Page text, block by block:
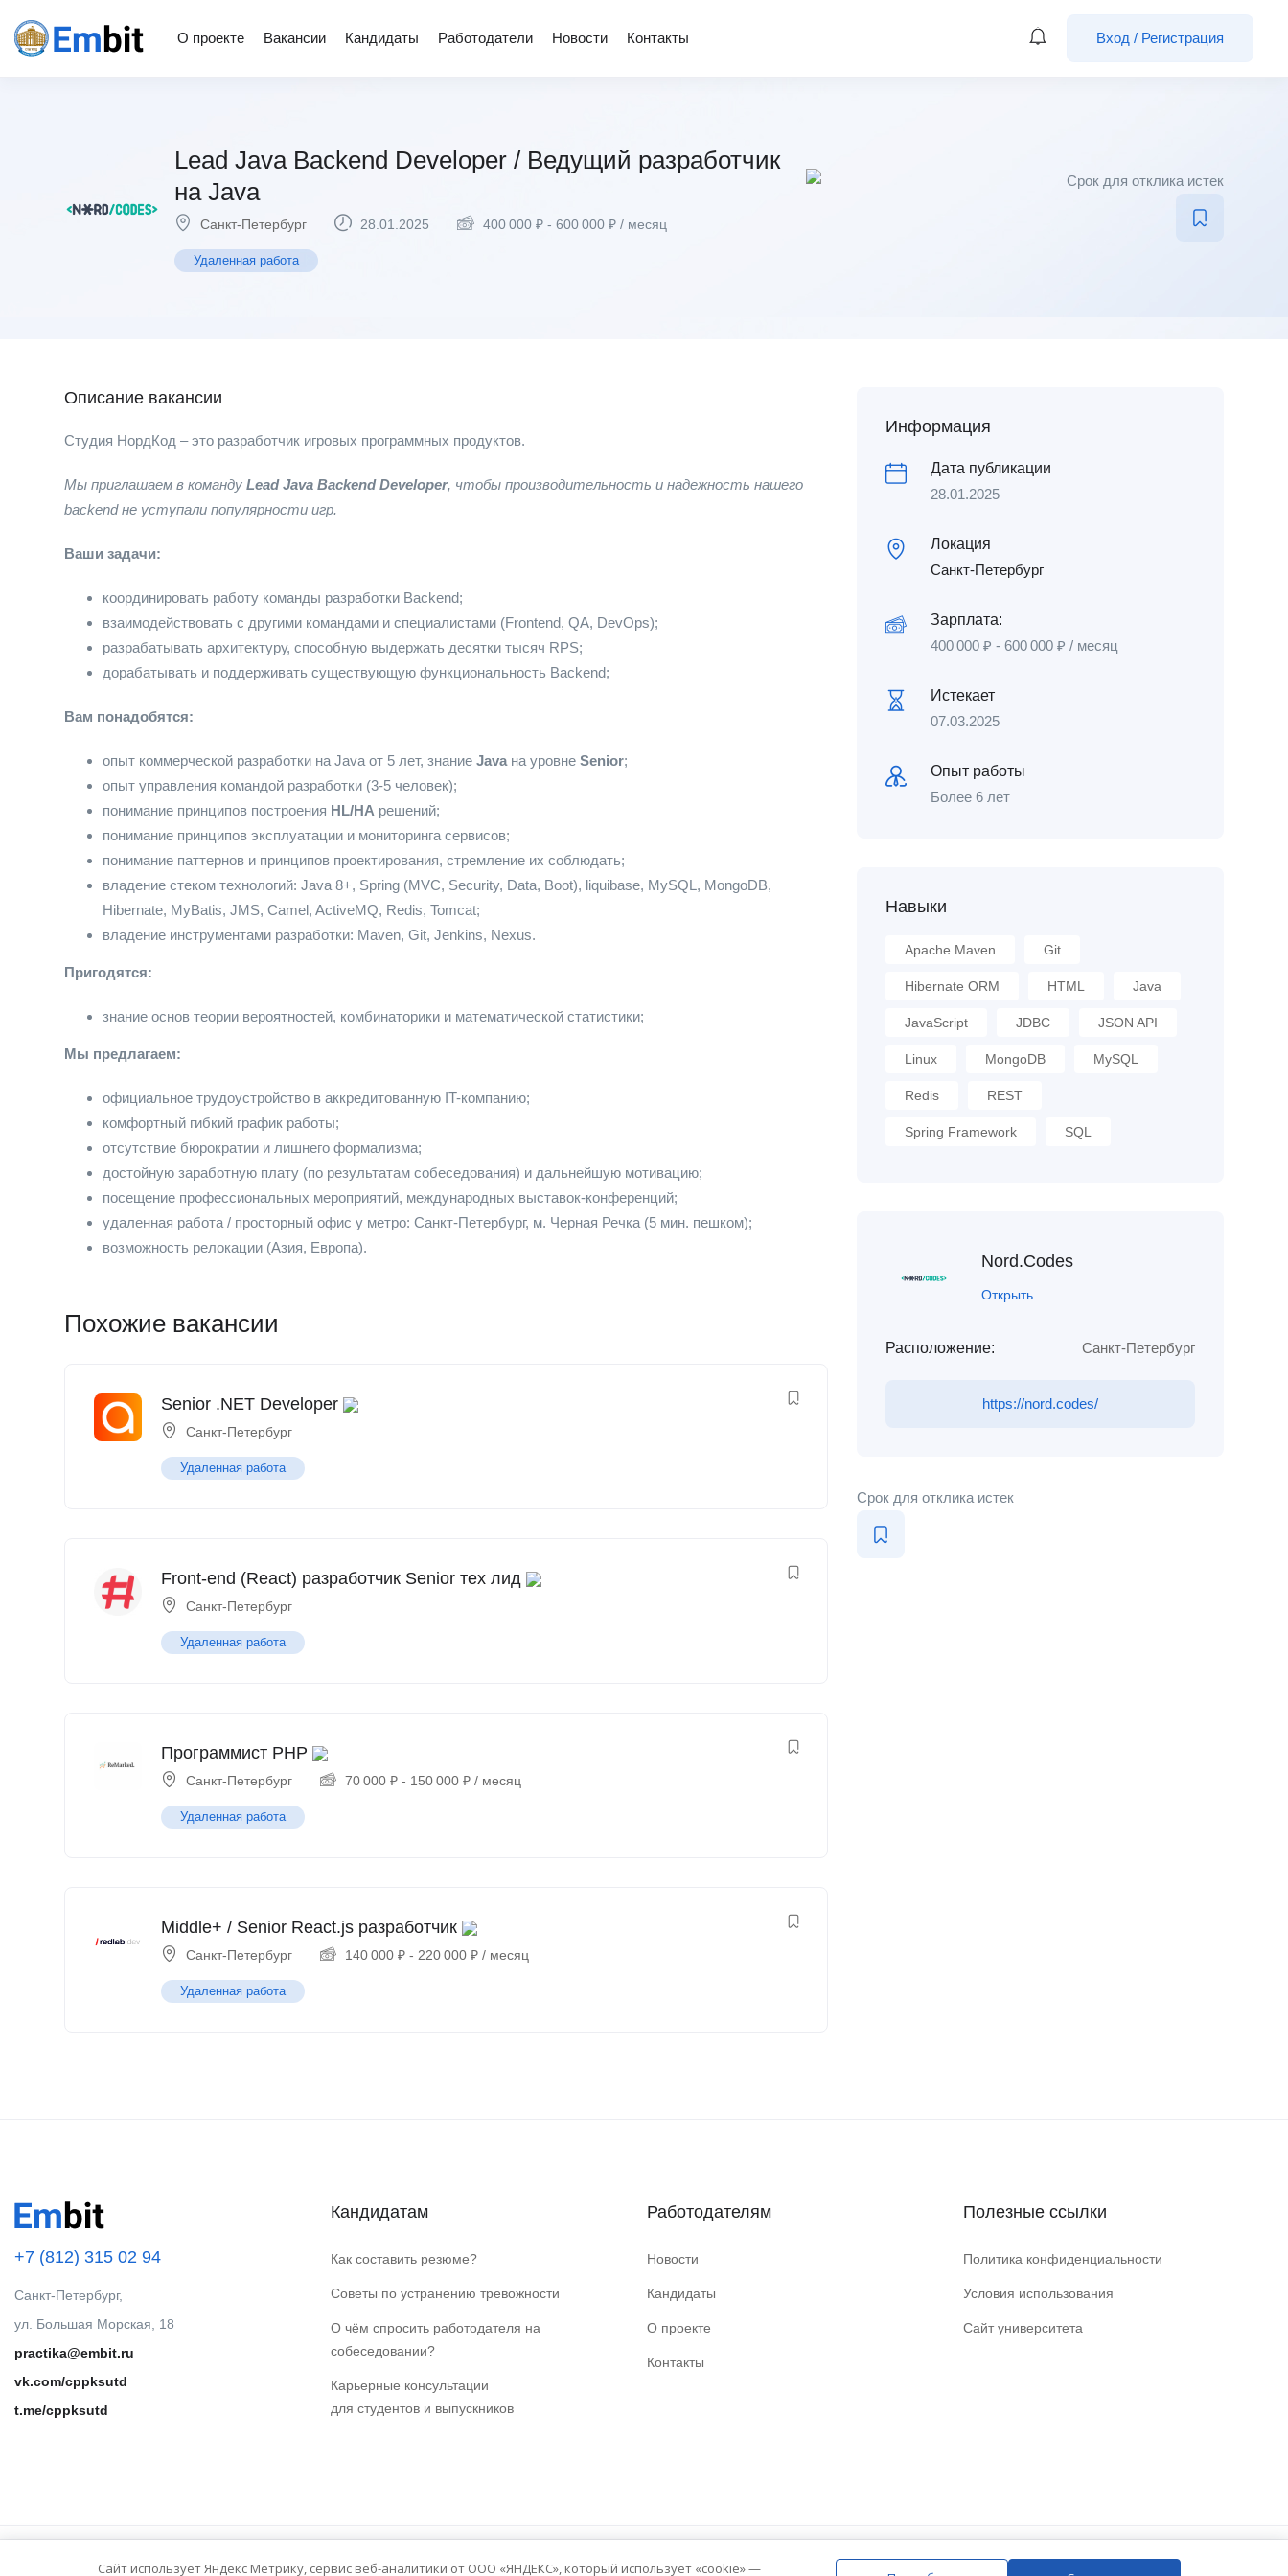
О проекте Вакансии Кандидаты Работодатели Новости Контакты Вход / Регистрация
Lead Java Backend Developer / Ведущий разработчик
на Java
Санкт-Петербург 28.01.2025 400 000 ₽ - 600 000 ₽ / месяц
Удаленная работа
Срок для отклика истек
Описание вакансии
Студия НордКод – это разработчик игровых программных продуктов.
Мы приглашаем в команду Lead Java Backend Developer, чтобы производительность и надежность нашего
backend не уступали популярности игр.
Ваши задачи:
координировать работу команды разработки Backend;
взаимодействовать с другими командами и специалистами (Frontend, QA, DevOps);
разрабатывать архитектуру, способную выдержать десятки тысяч RPS;
дорабатывать и поддерживать существующую функциональность Backend;
Вам понадобятся:
опыт коммерческой разработки на Java от 5 лет, знание Java на уровне Senior;
опыт управления командой разработки (3-5 человек);
понимание принципов построения HL/HA решений;
понимание принципов эксплуатации и мониторинга сервисов;
понимание паттернов и принципов проектирования, стремление их соблюдать;
владение стеком технологий: Java 8+, Spring (MVC, Security, Data, Boot), liquibase, MySQL, MongoDB,
Hibernate, MyBatis, JMS, Camel, ActiveMQ, Redis, Tomcat;
владение инструментами разработки: Maven, Git, Jenkins, Nexus.
Пригодятся:
знание основ теории вероятностей, комбинаторики и математической статистики;
Мы предлагаем:
официальное трудоустройство в аккредитованную IT-компанию;
комфортный гибкий график работы;
отсутствие бюрократии и лишнего формализма;
достойную заработную плату (по результатам собеседования) и дальнейшую мотивацию;
посещение профессиональных мероприятий, международных выставок-конференций;
удаленная работа / просторный офис у метро: Санкт-Петербург, м. Черная Речка (5 мин. пешком);
возможность релокации (Азия, Европа).
Похожие вакансии
Senior .NET Developer
Санкт-Петербург
Удаленная работа
Front-end (React) разработчик Senior тех лид
Санкт-Петербург
Удаленная работа
Программист PHP
Санкт-Петербург 70 000 ₽ - 150 000 ₽ / месяц
Удаленная работа
Middle+ / Senior React.js разработчик
Санкт-Петербург 140 000 ₽ - 220 000 ₽ / месяц
Удаленная работа
Информация
Дата публикации
28.01.2025
Локация
Санкт-Петербург
Зарплата:
400 000 ₽ - 600 000 ₽ / месяц
Истекает
07.03.2025
Опыт работы
Более 6 лет
Навыки
Apache Maven Git
Hibernate ORM HTML Java
JavaScript JDBC JSON API
Linux MongoDB MySQL
Redis REST
Spring Framework SQL
Nord.Codes
Открыть
Расположение: Санкт-Петербург
https://nord.codes/
Срок для отклика истек
+7 (812) 315 02 94
Санкт-Петербург,
ул. Большая Морская, 18
practika@embit.ru
vk.com/cppksutd
t.me/cppksutd
Кандидатам
Как составить резюме?
Советы по устранению тревожности
О чём спросить работодателя на
собеседовании?
Карьерные консультации
для студентов и выпускников
Работодателям
Новости
Кандидаты
О проекте
Контакты
Полезные ссылки
Политика конфиденциальности
Условия использования
Сайт университета
© 2025 Embit. Все права защищены.
Сайт использует Яндекс Метрику, сервис веб-аналитики от ООО «ЯНДЕКС», который использует «cookie» —